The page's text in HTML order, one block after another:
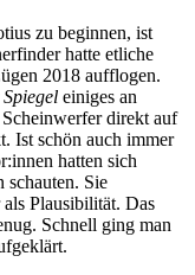
zu beginnen, ist
hatte etliche
2018 aufflogen.
einiges an
direkt auf
Ist schön auch immer
hatten sich
schauten. Sie
Plausibilität. Das
Schnell ging man